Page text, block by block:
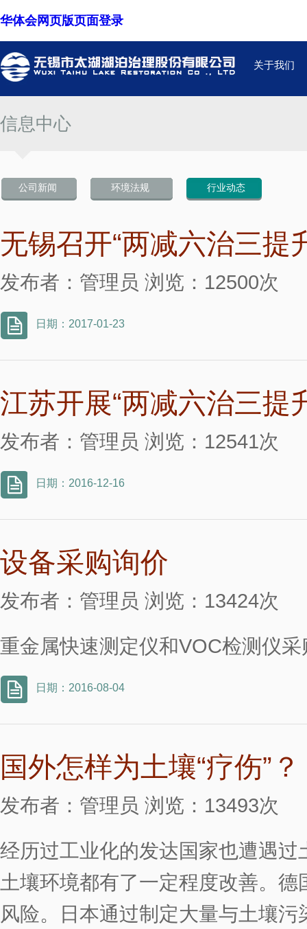
华体会网页版页面登录
关于我们
信息中心
公司新闻 环境法规 行业动态
无锡召开“两减六治三提
发布者：管理员 浏览：12500次
日期：2017-01-23
江苏开展“两减六治三提
发布者：管理员 浏览：12541次
日期：2016-12-16
设备采购询价
发布者：管理员 浏览：13424次
重金属快速测定仪和VOC检测仪采
日期：2016-08-04
国外怎样为土壤“疗伤”？
发布者：管理员 浏览：13493次
经历过工业化的发达国家也遭遇
土壤环境都有了一定程度改善。
风险。日本通过制定大量与土壤